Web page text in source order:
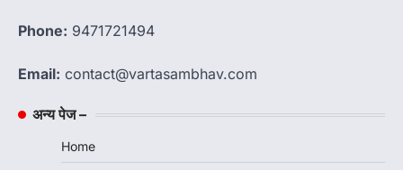
Phone: 9471721494
Email: contact@vartasambhav.com
अन्य पेज –
Home